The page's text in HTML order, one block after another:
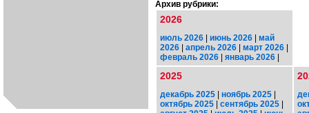
Архив рубрики:
2026
июль 2026 | июнь 2026 | май
2026 | апрель 2026 | март 2026 |
февраль 2026 | январь 2026 |
2025
декабрь 2025 | ноябрь 2025 |
октябрь 2025 | сентябрь 2025 |